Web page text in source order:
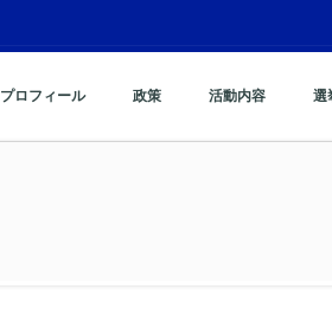
プロフィール 政策 活動内容 選